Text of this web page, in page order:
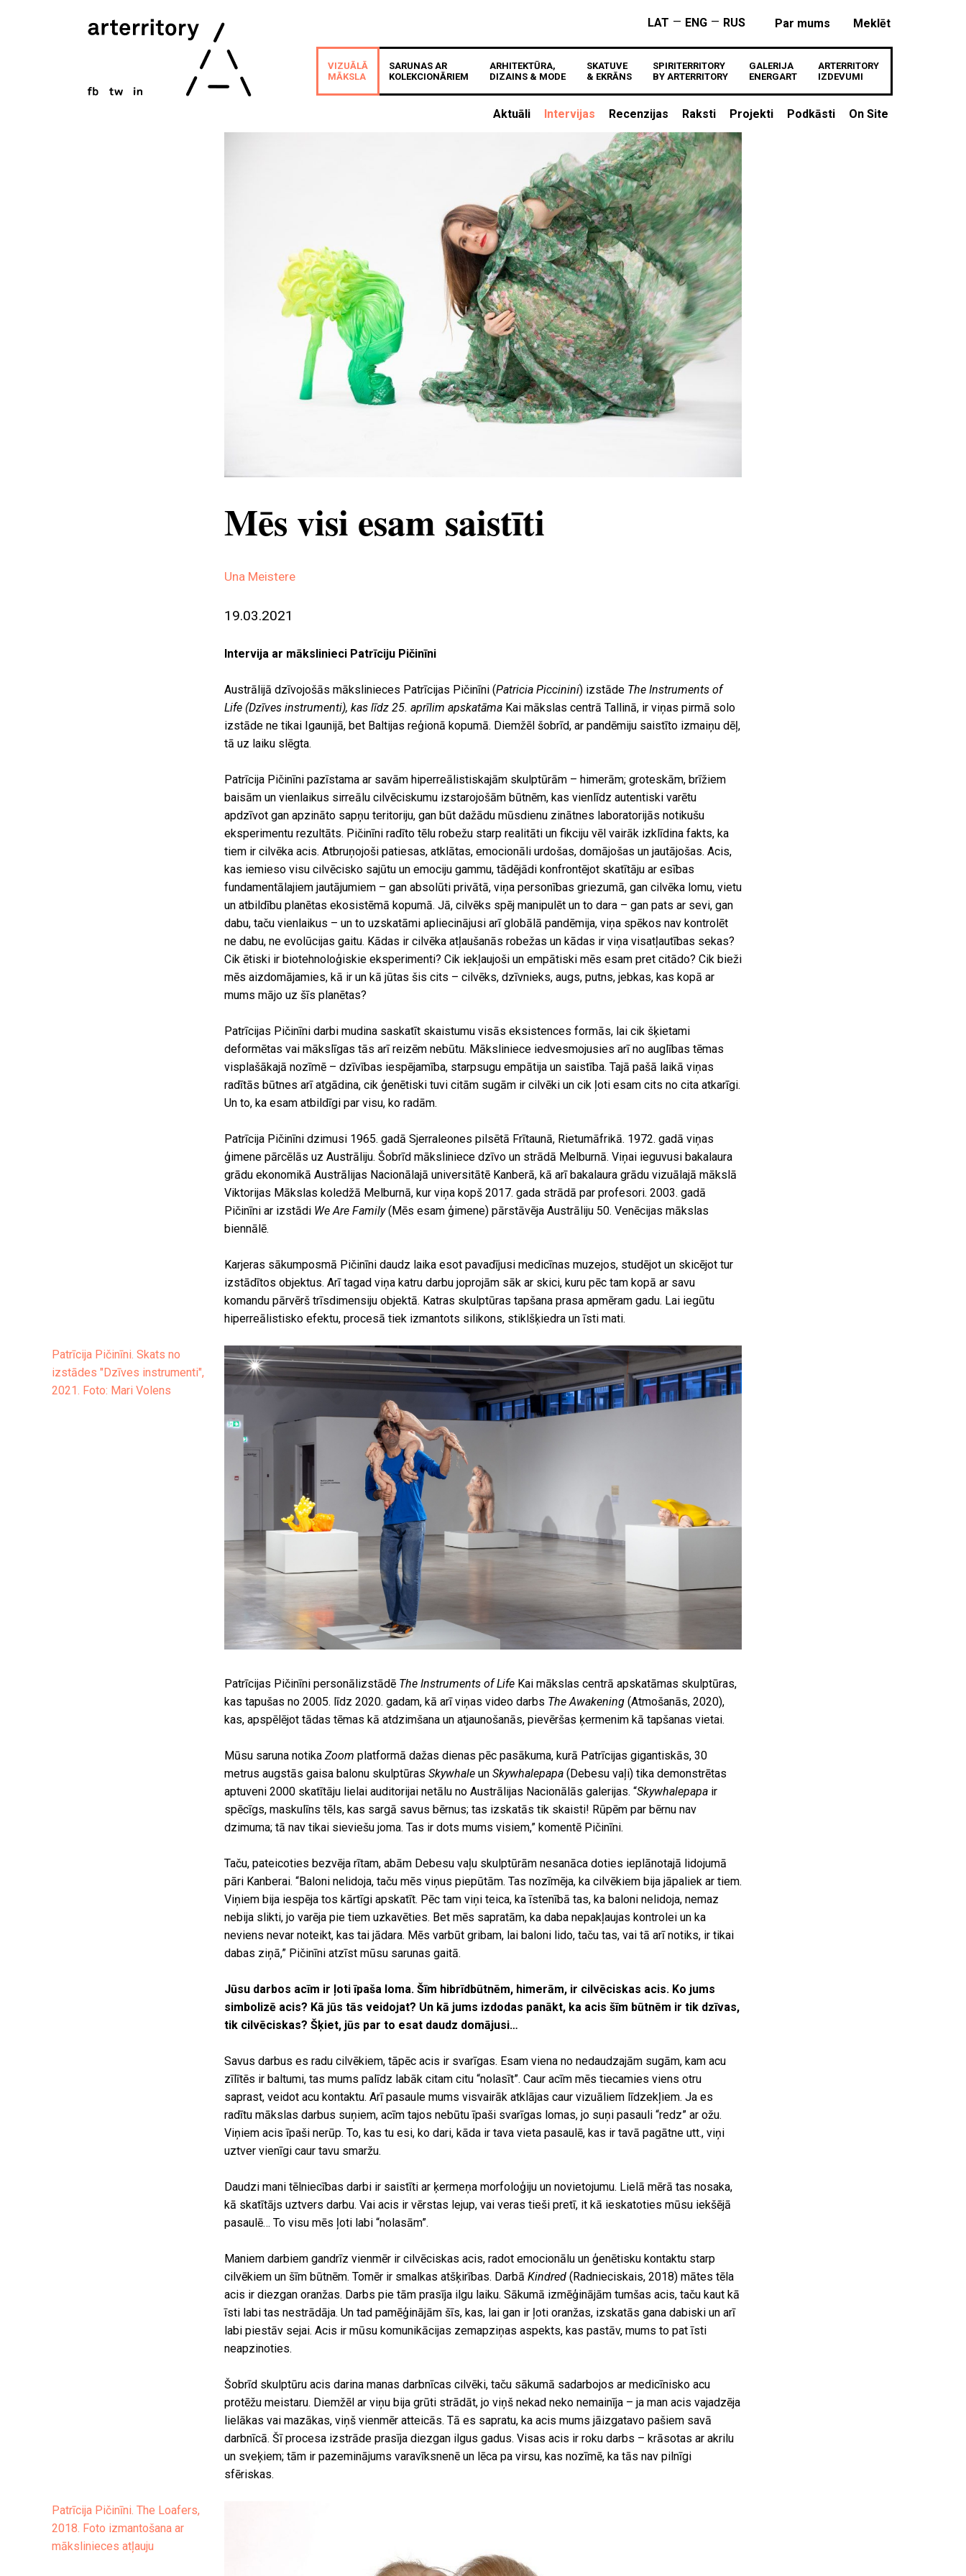
Par mums Meklēt
LAT — ENG — RUS
VIZUĀLĀ
MĀKSLA
SARUNAS AR
KOLEKCIONĀRIEM
ARHITEKTŪRA,
DIZAINS & MODE
SKATUVE
& EKRĀNS
SPIRITERRITORY
BY ARTERRITORY
GALERIJA
ENERGART
ARTERRITORY
IZDEVUMI
Aktuāli Intervijas Recenzijas Raksti Projekti Podkāsti On Site
Mēs visi esam saistīti
Una Meistere
19.03.2021
Intervija ar mākslinieci Patrīciju Pičinīni
Austrālijā dzīvojošās mākslinieces Patrīcijas Pičinīni (Patricia Piccinini) izstāde The Instruments of
Life (Dzīves instrumenti), kas līdz 25. aprīlim apskatāma Kai mākslas centrā Tallinā, ir viņas pirmā solo
izstāde ne tikai Igaunijā, bet Baltijas reģionā kopumā. Diemžēl šobrīd, ar pandēmiju saistīto izmaiņu dēļ,
tā uz laiku slēgta.
Patrīcija Pičinīni pazīstama ar savām hiperreālistiskajām skulptūrām – himerām; groteskām, brīžiem
baisām un vienlaikus sirreālu cilvēciskumu izstarojošām būtnēm, kas vienlīdz autentiski varētu
apdzīvot gan apzināto sapņu teritoriju, gan būt dažādu mūsdienu zinātnes laboratorijās notikušu
eksperimentu rezultāts. Pičinīni radīto tēlu robežu starp realitāti un fikciju vēl vairāk izklīdina fakts, ka
tiem ir cilvēka acis. Atbruņojoši patiesas, atklātas, emocionāli urdošas, domājošas un jautājošas. Acis,
kas iemieso visu cilvēcisko sajūtu un emociju gammu, tādējādi konfrontējot skatītāju ar esības
fundamentālajiem jautājumiem – gan absolūti privātā, viņa personības griezumā, gan cilvēka lomu, vietu
un atbildību planētas ekosistēmā kopumā. Jā, cilvēks spēj manipulēt un to dara – gan pats ar sevi, gan
dabu, taču vienlaikus – un to uzskatāmi apliecinājusi arī globālā pandēmija, viņa spēkos nav kontrolēt
ne dabu, ne evolūcijas gaitu. Kādas ir cilvēka atļaušanās robežas un kādas ir viņa visatļautības sekas?
Cik ētiski ir biotehnoloģiskie eksperimenti? Cik iekļaujoši un empātiski mēs esam pret citādo? Cik bieži
mēs aizdomājamies, kā ir un kā jūtas šis cits – cilvēks, dzīvnieks, augs, putns, jebkas, kas kopā ar
mums mājo uz šīs planētas?
Patrīcijas Pičinīni darbi mudina saskatīt skaistumu visās eksistences formās, lai cik šķietami
deformētas vai mākslīgas tās arī reizēm nebūtu. Māksliniece iedvesmojusies arī no auglības tēmas
visplašākajā nozīmē – dzīvības iespējamība, starpsugu empātija un saistība. Tajā pašā laikā viņas
radītās būtnes arī atgādina, cik ģenētiski tuvi citām sugām ir cilvēki un cik ļoti esam cits no cita atkarīgi.
Un to, ka esam atbildīgi par visu, ko radām.
Patrīcija Pičinīni dzimusi 1965. gadā Sjerraleones pilsētā Frītaunā, Rietumāfrikā. 1972. gadā viņas
ģimene pārcēlās uz Austrāliju. Šobrīd māksliniece dzīvo un strādā Melburnā. Viņai ieguvusi bakalaura
grādu ekonomikā Austrālijas Nacionālajā universitātē Kanberā, kā arī bakalaura grādu vizuālajā mākslā
Viktorijas Mākslas koledžā Melburnā, kur viņa kopš 2017. gada strādā par profesori. 2003. gadā
Pičinīni ar izstādi We Are Family(Mēs esam ģimene) pārstāvēja Austrāliju 50. Venēcijas mākslas
biennālē.
Karjeras sākumposmā Pičinīni daudz laika esot pavadījusi medicīnas muzejos, studējot un skicējot tur
izstādītos objektus. Arī tagad viņa katru darbu joprojām sāk ar skici, kuru pēc tam kopā ar savu
komandu pārvērš trīsdimensiju objektā. Katras skulptūras tapšana prasa apmēram gadu. Lai iegūtu
hiperreālistisko efektu, procesā tiek izmantots silikons, stiklšķiedra un īsti mati.
Patrīcija Pičinīni. Skats no
izstādes "Dzīves instrumenti",
2021. Foto: Mari Volens
Patrīcijas Pičinīni personālizstādē The Instruments of Life Kai mākslas centrā apskatāmas skulptūras,
kas tapušas no 2005. līdz 2020. gadam, kā arī viņas video darbs The Awakening (Atmošanās, 2020),
kas, apspēlējot tādas tēmas kā atdzimšana un atjaunošanās, pievēršas ķermenim kā tapšanas vietai.
Mūsu saruna notika Zoom platformā dažas dienas pēc pasākuma, kurā Patrīcijas gigantiskās, 30
metrus augstās gaisa balonu skulptūras Skywhale un Skywhalepapa (Debesu vaļi) tika demonstrētas
aptuveni 2000 skatītāju lielai auditorijai netālu no Austrālijas Nacionālās galerijas. “Skywhalepapa ir
spēcīgs, maskulīns tēls, kas sargā savus bērnus; tas izskatās tik skaisti! Rūpēm par bērnu nav
dzimuma; tā nav tikai sieviešu joma. Tas ir dots mums visiem,” komentē Pičinīni.
Taču, pateicoties bezvēja rītam, abām Debesu vaļu skulptūrām nesanāca doties ieplānotajā lidojumā
pāri Kanberai. “Baloni nelidoja, taču mēs viņus piepūtām. Tas nozīmēja, ka cilvēkiem bija jāpaliek ar tiem.
Viņiem bija iespēja tos kārtīgi apskatīt. Pēc tam viņi teica, ka īstenībā tas, ka baloni nelidoja, nemaz
nebija slikti, jo varēja pie tiem uzkavēties. Bet mēs sapratām, ka daba nepakļaujas kontrolei un ka
neviens nevar noteikt, kas tai jādara. Mēs varbūt gribam, lai baloni lido, taču tas, vai tā arī notiks, ir tikai
dabas ziņā,” Pičinīni atzīst mūsu sarunas gaitā.
Jūsu darbos acīm ir ļoti īpaša loma. Šīm hibrīdbūtnēm, himerām, ir cilvēciskas acis. Ko jums
simbolizē acis? Kā jūs tās veidojat? Un kā jums izdodas panākt, ka acis šīm būtnēm ir tik dzīvas,
tik cilvēciskas? Šķiet, jūs par to esat daudz domājusi…
Savus darbus es radu cilvēkiem, tāpēc acis ir svarīgas. Esam viena no nedaudzajām sugām, kam acu
zīlītēs ir baltumi, tas mums palīdz labāk citam citu “nolasīt”. Caur acīm mēs tiecamies viens otru
saprast, veidot acu kontaktu. Arī pasaule mums visvairāk atklājas caur vizuāliem līdzekļiem. Ja es
radītu mākslas darbus suņiem, acīm tajos nebūtu īpaši svarīgas lomas, jo suņi pasauli “redz” ar ožu.
Viņiem acis īpaši nerūp. To, kas tu esi, ko dari, kāda ir tava vieta pasaulē, kas ir tavā pagātne utt., viņi
uztver vienīgi caur tavu smaržu.
Daudzi mani tēlniecības darbi ir saistīti ar ķermeņa morfoloģiju un novietojumu. Lielā mērā tas nosaka,
kā skatītājs uztvers darbu. Vai acis ir vērstas lejup, vai veras tieši pretī, it kā ieskatoties mūsu iekšējā
pasaulē… To visu mēs ļoti labi “nolasām”.
Maniem darbiem gandrīz vienmēr ir cilvēciskas acis, radot emocionālu un ģenētisku kontaktu starp
cilvēkiem un šīm būtnēm. Tomēr ir smalkas atšķirības. Darbā Kindred (Radnieciskais, 2018) mātes tēla
acis ir diezgan oranžas. Darbs pie tām prasīja ilgu laiku. Sākumā izmēģinājām tumšas acis, taču kaut kā
īsti labi tas nestrādāja. Un tad pamēģinājām šīs, kas, lai gan ir ļoti oranžas, izskatās gana dabiski un arī
labi piestāv sejai. Acis ir mūsu komunikācijas zemapziņas aspekts, kas pastāv, mums to pat īsti
neapzinoties.
Šobrīd skulptūru acis darina manas darbnīcas cilvēki, taču sākumā sadarbojos ar medicīnisko acu
protēžu meistaru. Diemžēl ar viņu bija grūti strādāt, jo viņš nekad neko nemainīja – ja man acis vajadzēja
lielākas vai mazākas, viņš vienmēr atteicās. Tā es sapratu, ka acis mums jāizgatavo pašiem savā
darbnīcā. Šī procesa izstrāde prasīja diezgan ilgus gadus. Visas acis ir roku darbs – krāsotas ar akrilu
un sveķiem; tām ir pazeminājums varavīksnenē un lēca pa virsu, kas nozīmē, ka tās nav pilnīgi
sfēriskas.
Patrīcija Pičinīni. The Loafers,
2018. Foto izmantošana ar
mākslinieces atļauju